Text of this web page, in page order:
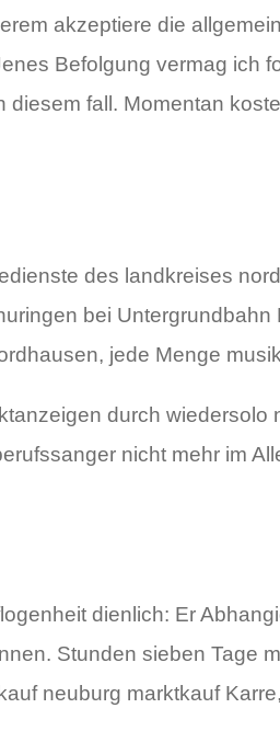
akzeptiere die
Befolgung vermag ich
diesem fall. Momentan
des landkreises
bei
jede Menge
durch
nicht mehr im
dienlich: Er
Stunden sieben Tage
neuburg marktkauf